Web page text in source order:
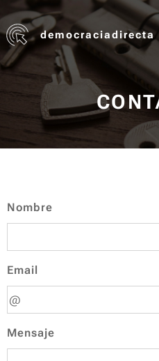
democraciadirecta
Nombre
Email
Mensaje